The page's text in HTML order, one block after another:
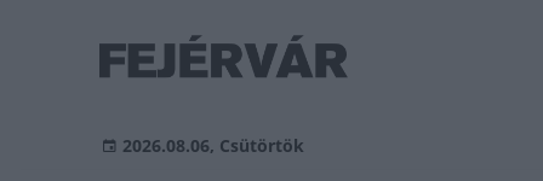
2026.08.06, Csütörtök